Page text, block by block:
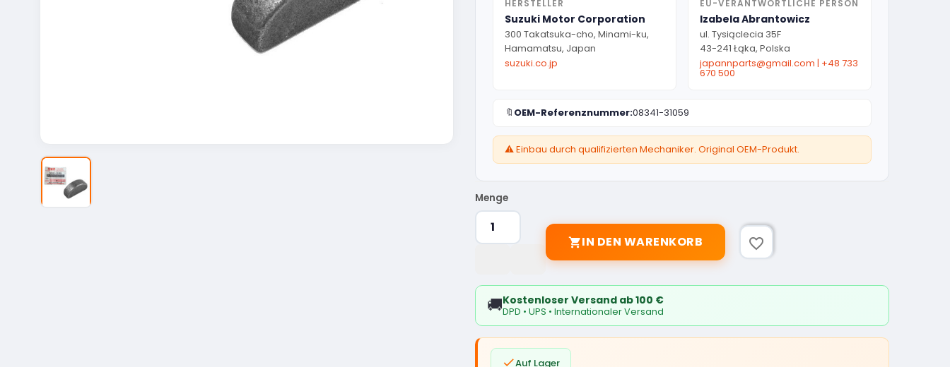
HERSTELLER
Suzuki Motor Corporation
300 Takatsuka-cho, Minami-ku,
Hamamatsu, Japan
suzuki.co.jp
EU-VERANTWORTLICHE PERSON
Izabela Abrantowicz
ul. Tysiąclecia 35F
43-241 Łąka, Polska
japannparts@gmail.com | +48 733
670 500
🔖 OEM-Referenznummer:08341-31059
⚠️ Einbau durch qualifizierten Mechaniker. Original OEM-Produkt.
Menge
IN DEN WARENKORB favorite_border
🚚Kostenloser Versand ab 100 €
DPD • UPS • Internationaler Versand
Auf Lager